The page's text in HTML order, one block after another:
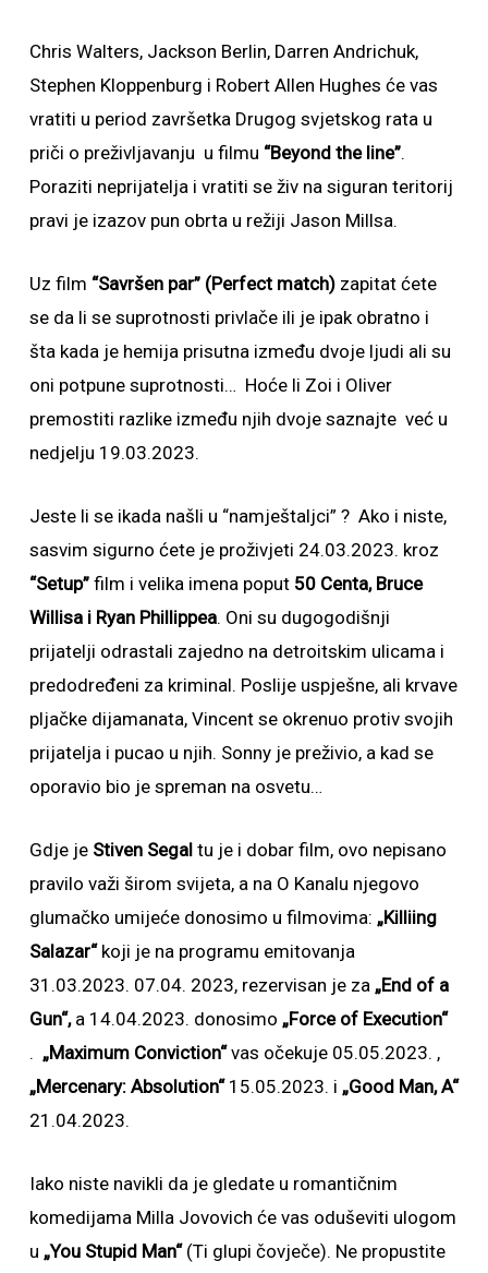
Chris Walters, Jackson Berlin, Darren Andrichuk,
Stephen Kloppenburg i Robert Allen Hughes će vas
vratiti u period završetka Drugog svjetskog rata u
priči o preživljavanju u filmu “Beyond the line”.
Poraziti neprijatelja i vratiti se živ na siguran teritorij
pravi je izazov pun obrta u režiji Jason Millsa.
Uz film “Savršen par” (Perfect match) zapitat ćete
se da li se suprotnosti privlače ili je ipak obratno i
šta kada je hemija prisutna između dvoje ljudi ali su
oni potpune suprotnosti… Hoće li Zoi i Oliver
premostiti razlike između njih dvoje saznajte već u
nedjelju 19.03.2023.
Jeste li se ikada našli u “namještaljci” ? Ako i niste,
sasvim sigurno ćete je proživjeti 24.03.2023. kroz
“Setup”film i velika imena poput 50 Centa, Bruce
Willisa i Ryan Phillippea. Oni su dugogodišnji
prijatelji odrastali zajedno na detroitskim ulicama i
predodređeni za kriminal. Poslije uspješne, ali krvave
pljačke dijamanata, Vincent se okrenuo protiv svojih
prijatelja i pucao u njih. Sonny je preživio, a kad se
oporavio bio je spreman na osvetu…
Gdje je Stiven Segal tu je i dobar film, ovo nepisano
pravilo važi širom svijeta, a na O Kanalu njegovo
glumačko umijeće donosimo u filmovima: „Killiing
Salazar“ koji je na programu emitovanja
31.03.2023. 07.04. 2023, rezervisan je za „End of a
Gun“,a 14.04.2023. donosimo „Force of Execution“
. „Maximum Conviction“vas očekuje 05.05.2023. ,
„Mercenary: Absolution“15.05.2023. i „Good Man, A“
21.04.2023.
Iako niste navikli da je gledate u romantičnim
komedijama Milla Jovovich će vas oduševiti ulogom
u „You Stupid Man“(Ti glupi čovječe). Ne propustite